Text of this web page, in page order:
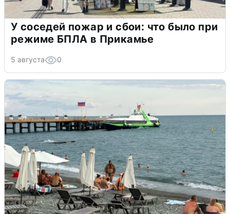
У соседей пожар и сбои: что было при
режиме БПЛА в Прикамье
5 августа 0